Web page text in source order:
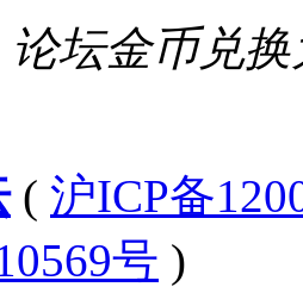
论坛金币兑
( 沪ICP备
号 )